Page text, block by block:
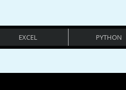
EXCEL PYTHON